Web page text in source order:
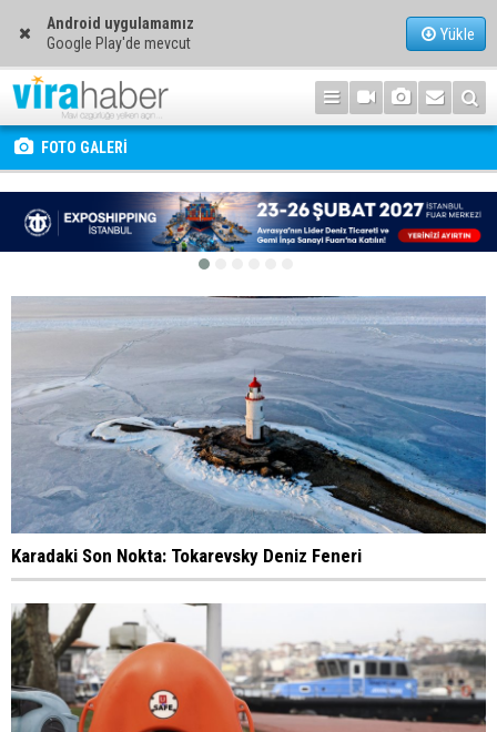
Android uygulamamız
Google Play'de mevcut
Yükle
FOTO GALERİ
Karadaki Son Nokta: Tokarevsky Deniz Feneri